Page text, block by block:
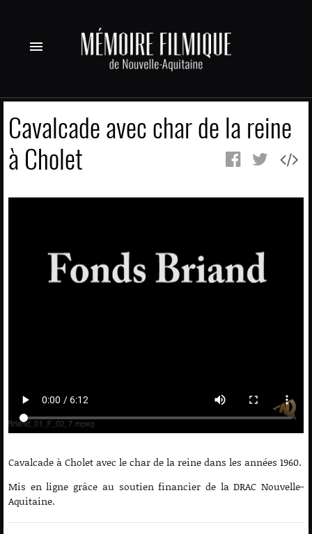
menu
Cavalcade avec char de la reine
à Cholet
Cavalcade à Cholet avec le char de la reine dans les années 1960.
Mis en ligne grâce au soutien financier de la DRAC Nouvelle-
Aquitaine.